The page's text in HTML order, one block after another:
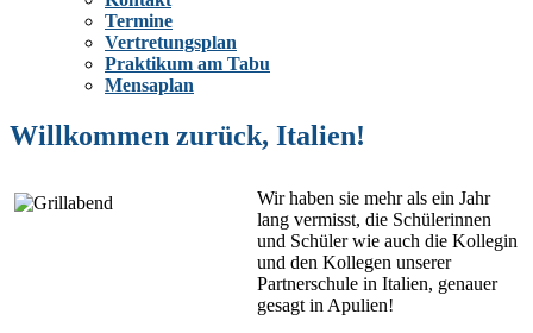
Termine
Vertretungsplan
Praktikum am Tabu
Mensaplan
Willkommen zurück, Italien!
Wir haben sie mehr als ein Jahr
lang vermisst, die Schülerinnen
und Schüler wie auch die Kollegin
und den Kollegen unserer
Partnerschule in Italien, genauer
gesagt in Apulien!